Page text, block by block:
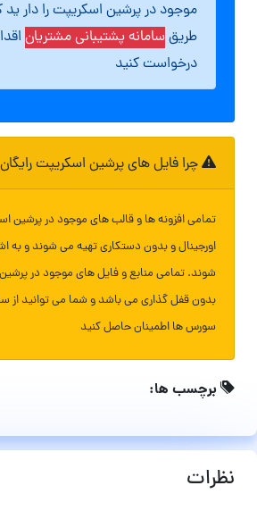
موجود در پرشین اسکریپت را دار
طریقسامانه پشتیبانی مشتریان
درخواست کنید
چرا فایل های پرشین اسکریپت
تمامی افزونه ها و قالب های موجود در پرشین
اورجینال و بدون دستکاری تهیه می شوند و به
شوند. تمامی منابع و فایل های موجود در
بدون قفل گذاری می باشد و شما می توانید از
سورس ها اطمینان حاصل کنید
برچسب ها:
نظرات